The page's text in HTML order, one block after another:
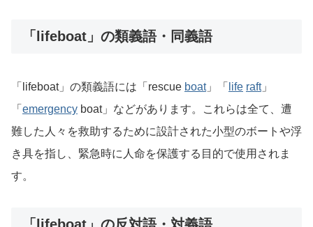
「lifeboat」の類義語・同義語
「lifeboat」の類義語には「rescue boat」「 life raft」
「 emergency boat」などがあります。これらは全て、遭
難した人々を救助するために設計された小型のボートや浮
き具を指し、緊急時に人命を保護する目的で使用されま
す。